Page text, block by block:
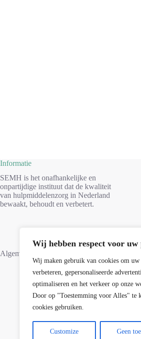
Wij hebben respect voor
Wij maken gebruik van cookies om
verbeteren, gepersonaliseerde
optimaliseren en het verkeer op onze
Door op "Toestemming voor Alles" te
cookies gebruiken.
Customize Geen
Informatie
SEMH is het onafhankelijke en
onpartijdige instituut dat de kwaliteit
van hulpmiddelenzorg in Nederland
bewaakt, behoudt en verbetert.
Algemene voorwaarden